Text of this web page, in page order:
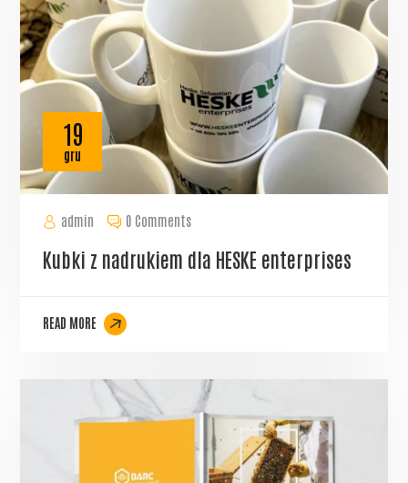
admin
19
gru
0 Comments
Kubki z nadrukiem dla HESKE enterprises
READ MORE